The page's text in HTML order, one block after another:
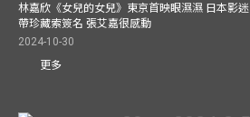
林嘉欣《女兒的女兒》東京首映眼濕濕 日本影迷
帶珍藏索簽名 張艾嘉很感動
2024-10-30
更多